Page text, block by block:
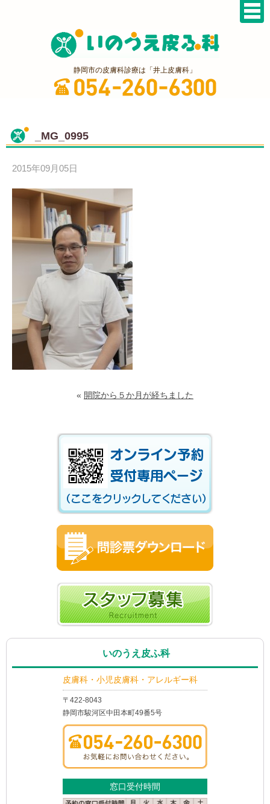
静岡市の皮膚科診療は「井上皮膚科」
_MG_0995
2015年09月05日
« 開院から５か月が経ちました
いのうえ皮ふ科
皮膚科・小児皮膚科・アレルギー科
〒422-8043
静岡市駿河区中田本町49番5号
窓口受付時間